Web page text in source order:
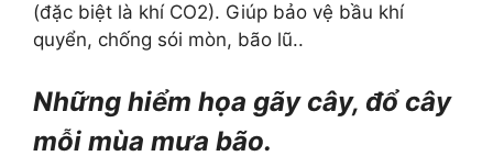
(đặc biệt là khí CO2). Giúp bảo vệ bầu khí
quyển, chống sói mòn, bão lũ..
Những hiểm họa gãy cây, đổ cây
mỗi mùa mưa bão.